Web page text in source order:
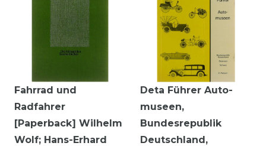
Fahrrad und
Radfahrer
[Paperback] Wilhelm
Wolf; Hans-Erhard
Deta Führer Auto-
museen,
Bundesrepublik
Deutschland,